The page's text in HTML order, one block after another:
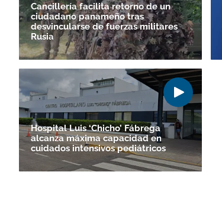
Cancillería facilita retorno de un
ciudadano panameño tras
desvincularse de fuerzas militares
Rusia
Hospital Luis ‘Chicho’ Fábrega
alcanza máxima capacidad en
cuidados intensivos pediátricos